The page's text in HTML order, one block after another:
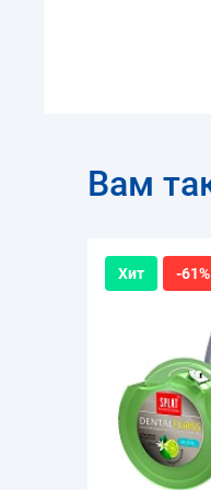
Вам
Хит -61%